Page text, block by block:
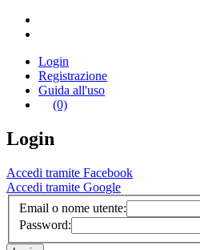
Login
Registrazione
Guida all'uso
(0)
Login
Accedi tramite Facebook
Accedi tramite Google
Email o nome utente:
Password: